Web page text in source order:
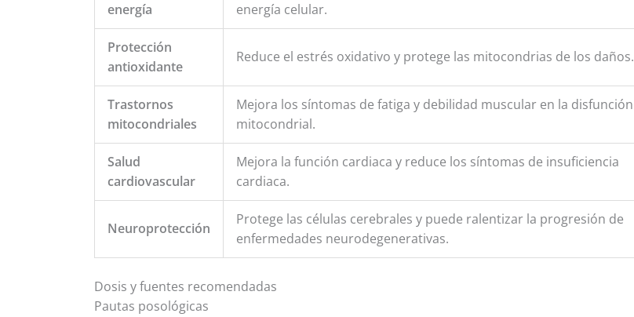
energía
energía celular.
Protección
antioxidante
Reduce el estrés oxidativo y protege las mitocondrias de los daños.
Trastornos
mitocondriales
Mejora los síntomas de fatiga y debilidad muscular en la disfunción
mitocondrial.
Salud
cardiovascular
Mejora la función cardiaca y reduce los síntomas de insuficiencia
cardiaca.
Neuroprotección
Protege las células cerebrales y puede ralentizar la progresión de
enfermedades neurodegenerativas.
Dosis y fuentes recomendadas
Pautas posológicas